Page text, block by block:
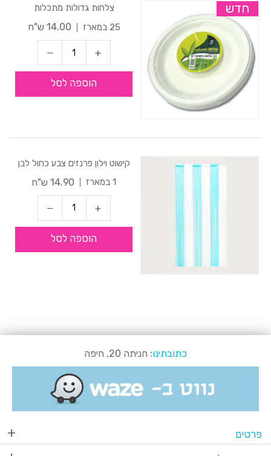
חדש
צלחות גדולות מתכלות
25 במארז
14.00 ש"ח
הוספה לסל
קישוט וילון פרנזים צבע כחול לבן
1 במארז
14.90 ש"ח
הוספה לסל
כתובתינו: חניתה 20, חיפה
פרטים